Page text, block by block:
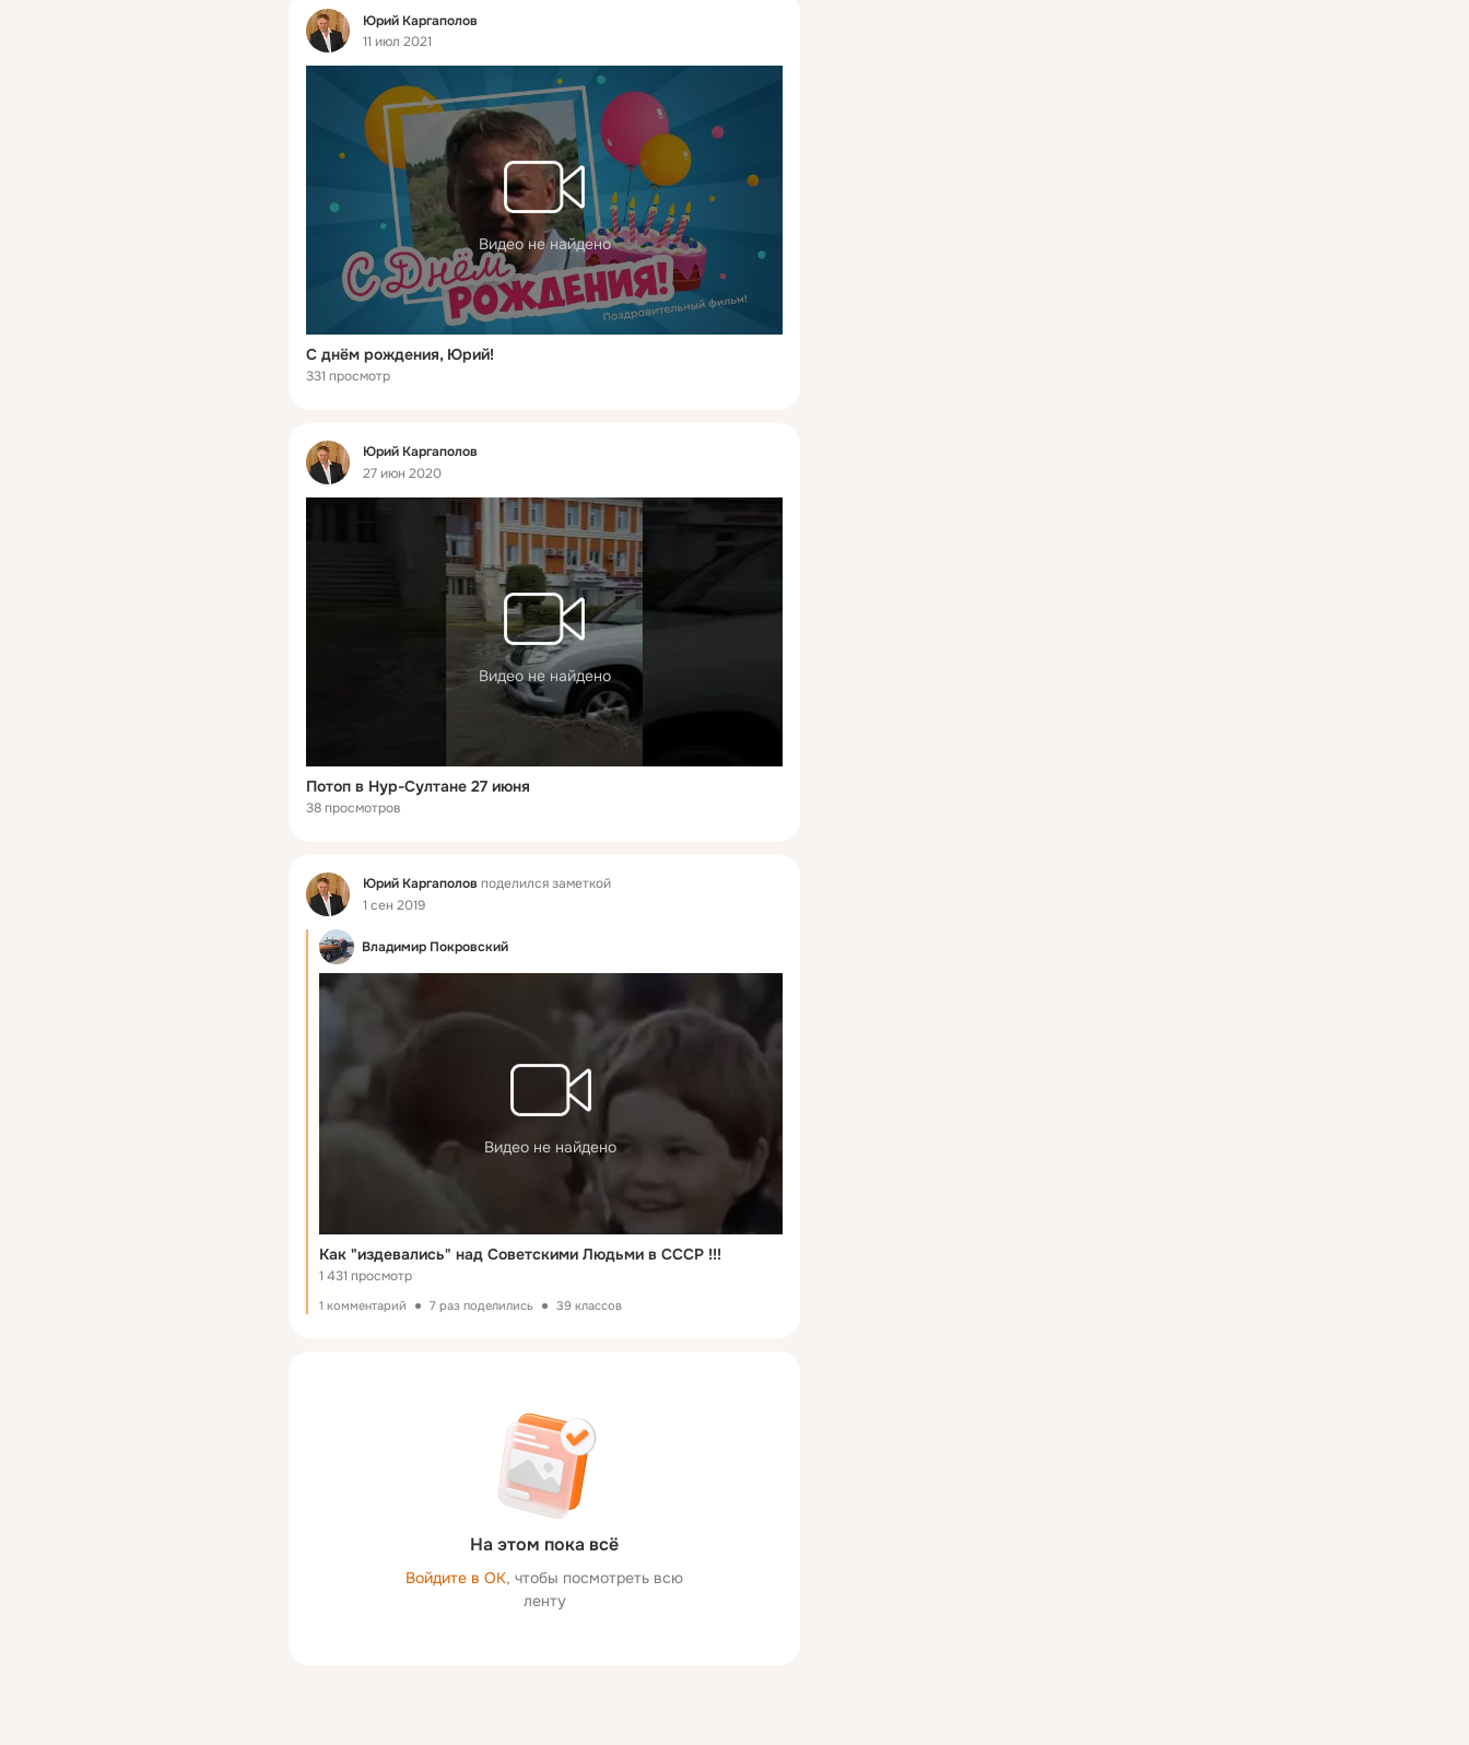
Фид
Юрий Каргаполов
11 июл 2021
Видео не найдено
С днём рождения, Юрий!
331 просмотр
Фид
Юрий Каргаполов
27 июн 2020
Видео не найдено
Потоп в Нур-Султане 27 июня
38 просмотров
Фид Юрий Каргаполов поделился заметкой
1 сен 2019
Владимир Покровский
Видео не найдено
Как "издевались" над Советскими Людьми в СССР !!!
1 431 просмотр
1 комментарий 7 раз поделились 39 классов
На этом пока всё
Войдите в ОК, чтобы посмотреть всю
ленту